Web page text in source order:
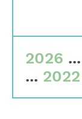
2026 ...
... 2022